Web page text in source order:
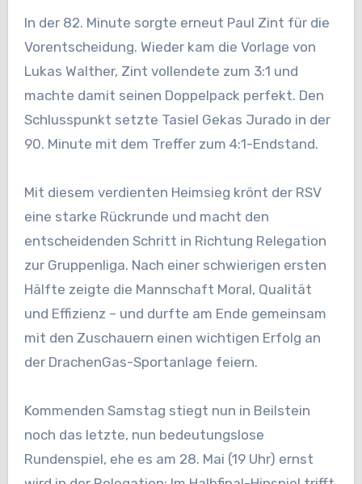
In der 82. Minute sorgte erneut Paul Zint für die
Vorentscheidung. Wieder kam die Vorlage von
Lukas Walther, Zint vollendete zum 3:1 und
machte damit seinen Doppelpack perfekt. Den
Schlusspunkt setzte Tasiel Gekas Jurado in der
90. Minute mit dem Treffer zum 4:1-Endstand.
Mit diesem verdienten Heimsieg krönt der RSV
eine starke Rückrunde und macht den
entscheidenden Schritt in Richtung Relegation
zur Gruppenliga. Nach einer schwierigen ersten
Hälfte zeigte die Mannschaft Moral, Qualität
und Effizienz – und durfte am Ende gemeinsam
mit den Zuschauern einen wichtigen Erfolg an
der DrachenGas-Sportanlage feiern.
Kommenden Samstag stiegt nun in Beilstein
noch das letzte, nun bedeutungslose
Rundenspiel, ehe es am 28. Mai (19 Uhr) ernst